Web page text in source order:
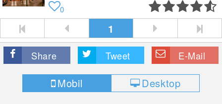
0
1
Share Tweet E-Mail
Mobil Desktop